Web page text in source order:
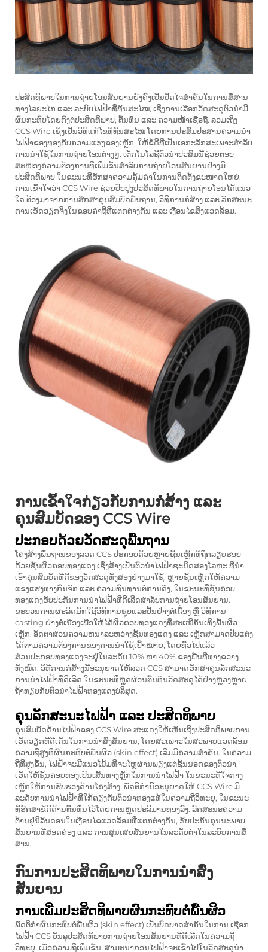
ປະສິດທິພາບໃນການຖ່າຍໂອນສັນຍານຍັງຄົງເປັນປັດໄຈສຳຄັນໃນການສື່ສານ
ທາງໄລຍະໄກ ແລະ ລະບົບໄຟຟ້າທີ່ທັນສະໄໝ, ເຊິ່ງການເລືອກວັດສະດຸຕົວນຳມີ
ຜົນກະທົບໂດຍກົງຕໍ່ປະສິດທິພາບ, ຕົ້ນທຶນ ແລະ ຄວາມໜ້າເຊື່ອຖື. ລວມເຖິງ
CCS Wire ເຊິ່ງເປັນວິທີແກ້ໄຂທີ່ທັນສະໄໝ ໂດຍການປະສົມປະສານຄວາມນຳ
ໄຟຟ້າຂອງທອງກັບຄວາມແຮງຂອງເຫຼັກ, ໃຫ້ຂໍ້ດີທີ່ເປັນເອກະລັກສະເພາະສຳລັບ
ການນຳໃຊ້ໃນການຖ່າຍໂອນຕ່າງໆ. ເຕັກໂນໂລຊີຕົວນຳປະສົມນີ້ຊ່ວຍຕອບ
ສະໜອງຄວາມຕ້ອງການທີ່ເພີ່ມຂຶ້ນສຳລັບການຖ່າຍໂອນສັນຍານຢ່າງມີ
ປະສິດທິພາບ ໃນຂະນະທີ່ຮັກສາຄວາມຄຸ້ມຄ່າໃນການຕິດຕັ້ງຂະໜາດໃຫຍ່.
ການເຂົ້າໃຈວ່າ CCS Wire ຊ່ວຍປັບປຸງປະສິດທິພາບໃນການຖ່າຍໂອນໄດ້ແນວ
ໃດ ຕ້ອງມາຈາກການສຶກສາຄຸນສົມບັດພື້ນຖານ, ວິທີການກໍ່ສ້າງ ແລະ ລັກສະນະ
ການເຮັດວຽກຈິງໃນຂອບຄຳຖີ່ທີ່ແຕກຕ່າງກັນ ແລະ ເງື່ອນໄຂສິ່ງແວດລ້ອມ.
ການເຂົ້າໃຈກ່ຽວກັບການກໍ່ສ້າງ ແລະ
ຄຸນສົມບັດຂອງ CCS Wire
ປະກອບດ້ວຍວັດສະດຸພື້ນຖານ
ໂຄງສ້າງພື້ນຖານຂອງລວດ CCS ປະກອບດ້ວຍຫຼາຍຊັ້ນເຫຼັກທີ່ຖືກລຽບຮອບ
ດ້ວຍຊັ້ນຜິວຄອບທອງແດງ ເຊິ່ງສ້າງເປັນຕົວນຳໄຟຟ້າຊະນິດສອງໂລຫະ ທີ່ນຳ
ເອົາຄຸນສົມບັດທີ່ດີຂອງວັດສະດຸທັງສອງຢ່າງມາໃຊ້. ຫຼາຍຊັ້ນເຫຼັກໃຫ້ຄວາມ
ແຂງແຮງທາງກົນຈັກ ແລະ ຄວາມທົນທານຕໍ່ການດຶງ, ໃນຂະນະທີ່ຊັ້ນຄອບ
ທອງແດງຮັບປະກັນການນຳໄຟຟ້າທີ່ດີເລີດສຳລັບການຖ່າຍໂອນສັນຍານ.
ຂະບວນການຜະລິດມັກໃຊ້ວິທີການຊຸບແລະປັ້ນຢ່າງຕໍ່เนື່ອງ ຫຼື ວິທີການ
casting ຢ່າງຕໍ່ເນື່ອງເພື່ອໃຫ້ໄດ້ຜິວຄອບທອງແດງທີ່ສະເໝີກັນເທິງພື້ນຜິວ
ເຫຼັກ. ອັດຕາສ່ວນຄວາມຫນາລະຫວ່າງຊັ້ນທອງແດງ ແລະ ເຫຼັກສາມາດປັບແຕ່ງ
ໄດ້ຕາມຄວາມຕ້ອງການຂອງການນຳໃຊ້ເປົ້າໝາຍ, ໂດຍທົ່ວໄປແລ້ວ
ສ່ວນປະກອບທອງແດງຈະຢູ່ໃນລະດັບ 10% ຫາ 40% ຂອງພື້ນທີ່ທາງຂວາງ
ທັງໝົດ. ວິທີການກໍ່ສ້າງນີ້ອະນຸຍາດໃຫ້ລວດ CCS ສາມາດຮັກສາຄຸນລັກສະນະ
ການນຳໄຟຟ້າທີ່ດີເລີດ ໃນຂະນະທີ່ຫຼຸດຜ່ອນຕົ້ນທຶນວັດສະດຸໄດ້ຢ່າງຫຼວງຫຼາຍ
ຖ້າທຽບກັບຕົວນຳໄຟຟ້າທອງແດງບໍລິສຸດ.
ຄຸນລັກສະນະໄຟຟ້າ ແລະ ປະສິດທິພາບ
ຄຸນສົມບັດດ້ານໄຟຟ້າຂອງ CCS Wire ສະແດງໃຫ້ເຫັນເຖິງປະສິດທິພາບການ
ເຮັດວຽກທີ່ດີເດັ່ນໃນການນຳສົ່ງສັນຍານ, ໂດຍສະເພາະໃນສະພາບແວດລ້ອມ
ຄວາມຖີ່ສູງທີ່ຜົນກະທົບຕໍ່ພື້ນຜິວ (skin effect) ເລີ່ມມີຄວາມສຳຄັນ. ໃນຄວາມ
ຖີ່ທີ່ສູງຂຶ້ນ, ໄຟຟ້າຈະມີແນວໂນ້ມທີ່ຈະໄຫຼຜ່ານພຽງແຕ່ຊັ້ນນອກຂອງຕົວນຳ,
ເຮັດໃຫ້ຊັ້ນຄອບທອງເປັນເສັ້ນທາງຫຼັກໃນການນຳໄຟຟ້າ ໃນຂະນະທີ່ໃຈກາງ
ເຫຼັກໃຫ້ການຮັບຮອງດ້ານໂຄງສ້າງ. ພຶດຕິກຳນີ້ອະນຸຍາດໃຫ້ CCS Wire ມີ
ລະດັບການນຳໄຟຟ້າທີ່ໃກ້ຄຽງກັບຕົວນຳທອງແທ້ໃນຄວາມຖີ່ວິທະຍຸ, ໃນຂະນະ
ທີ່ຮັກສາຂໍ້ດີດ້ານຕົ້ນທຶນໄວ້ໂດຍການຫຼຸດປະລິມານທອງລົງ. ລັກສະນະຄວາມ
ຕ້ານຢູ່ນິລັນດອນໃນເງື່ອນໄຂແວດລ້ອມທີ່ແຕກຕ່າງກັນ, ຮັບປະກັນຄຸນນະພາບ
ສັນຍານທີ່ສອດຄ່ອງ ແລະ ການສູນເສຍສັນຍານໃນລະດັບຕ່ຳໃນລະບົບການສື່
ສານ.
ກົນການປະສິດທິພາບໃນການນຳສົ່ງ
ສັນຍານ
ການເພີ່ມປະສິດທິພາບຜົນກະທົບຕໍ່ພື້ນຜິວ
ພຶດຕິກຳຜົນກະທົບຕໍ່ພື້ນຜິວ (skin effect) ເປັນບົດບາດສຳຄັນໃນການ ເຊືອກ
ໄຟຟ້າ CCSບັນລຸປະສິດທິພາບການຖ່າຍໂອນສັນຍານທີ່ດີເລີດໃນຄວາມຖີ່
ວິທະຍຸ. ເມື່ອຄວາມຖີ່ເພີ່ມຂຶ້ນ, ສາມະນາກອນໄຟຟ້າຈະເຂົ້າໄປໃນວັດສະດຸນຳ